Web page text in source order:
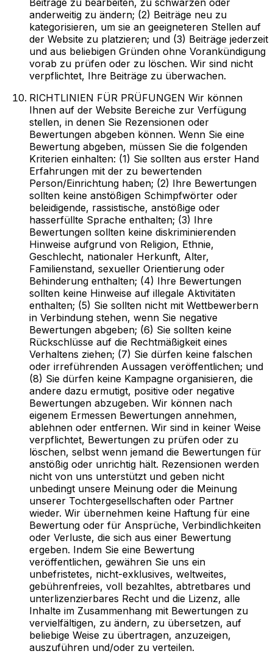
anderweitig zu ändern; (2) Beiträge neu zu
kategorisieren, um sie an geeigneteren Stellen auf
der Website zu platzieren; und (3) Beiträge jederzeit
und aus beliebigen Gründen ohne Vorankündigung
vorab zu prüfen oder zu löschen. Wir sind nicht
verpflichtet, Ihre Beiträge zu überwachen.
RICHTLINIEN FÜR PRÜFUNGEN Wir können
Ihnen auf der Website Bereiche zur Verfügung
stellen, in denen Sie Rezensionen oder
Bewertungen abgeben können. Wenn Sie eine
Bewertung abgeben, müssen Sie die folgenden
Kriterien einhalten: (1) Sie sollten aus erster Hand
Erfahrungen mit der zu bewertenden
Person/Einrichtung haben; (2) Ihre Bewertungen
sollten keine anstößigen Schimpfwörter oder
beleidigende, rassistische, anstößige oder
hasserfüllte Sprache enthalten; (3) Ihre
Bewertungen sollten keine diskriminierenden
Hinweise aufgrund von Religion, Ethnie,
Geschlecht, nationaler Herkunft, Alter,
Familienstand, sexueller Orientierung oder
Behinderung enthalten; (4) Ihre Bewertungen
sollten keine Hinweise auf illegale Aktivitäten
enthalten; (5) Sie sollten nicht mit Wettbewerbern
in Verbindung stehen, wenn Sie negative
Bewertungen abgeben; (6) Sie sollten keine
Rückschlüsse auf die Rechtmäßigkeit eines
Verhaltens ziehen; (7) Sie dürfen keine falschen
oder irreführenden Aussagen veröffentlichen; und
(8) Sie dürfen keine Kampagne organisieren, die
andere dazu ermutigt, positive oder negative
Bewertungen abzugeben. Wir können nach
eigenem Ermessen Bewertungen annehmen,
ablehnen oder entfernen. Wir sind in keiner Weise
verpflichtet, Bewertungen zu prüfen oder zu
löschen, selbst wenn jemand die Bewertungen für
anstößig oder unrichtig hält. Rezensionen werden
nicht von uns unterstützt und geben nicht
unbedingt unsere Meinung oder die Meinung
unserer Tochtergesellschaften oder Partner
wieder. Wir übernehmen keine Haftung für eine
Bewertung oder für Ansprüche, Verbindlichkeiten
oder Verluste, die sich aus einer Bewertung
ergeben. Indem Sie eine Bewertung
veröffentlichen, gewähren Sie uns ein
unbefristetes, nicht-exklusives, weltweites,
gebührenfreies, voll bezahltes, abtretbares und
unterlizenzierbares Recht und die Lizenz, alle
Inhalte im Zusammenhang mit Bewertungen zu
vervielfältigen, zu ändern, zu übersetzen, auf
beliebige Weise zu übertragen, anzuzeigen,
auszuführen und/oder zu verteilen.